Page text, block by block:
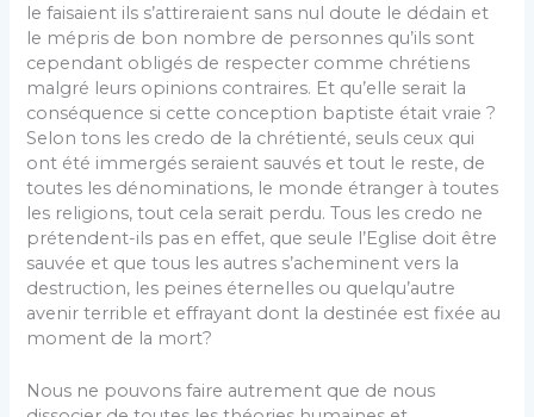
le faisaient ils s’attireraient sans nul doute le dédain et
le mépris de bon nombre de personnes qu’ils sont
cependant obligés de respecter comme chrétiens
malgré leurs opinions con­traires. Et qu’elle serait la
conséquence si cette conception baptiste était vraie ?
Selon tons les credo de la chrétienté, seuls ceux qui
ont été immergés seraient sauvés et tout le reste, de
toutes les dénominations, le monde étranger à toutes
les religions, tout cela serait perdu. Tous les credo ne
prétendent-ils pas en effet, que seule l’Eglise doit être
sauvée et que tous les autres s’acheminent vers la
destruction, les peines éternelles ou quelqu’autre
avenir terrible et effrayant dont la destinée est fixée au
moment de la mort?
Nous ne pouvons faire autrement que de nous